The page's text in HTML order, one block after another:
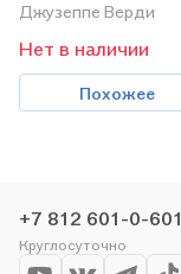
Джузеппе Верди
Нет в наличии
Похожее
+7 812 601-0-601
Круглосуточно